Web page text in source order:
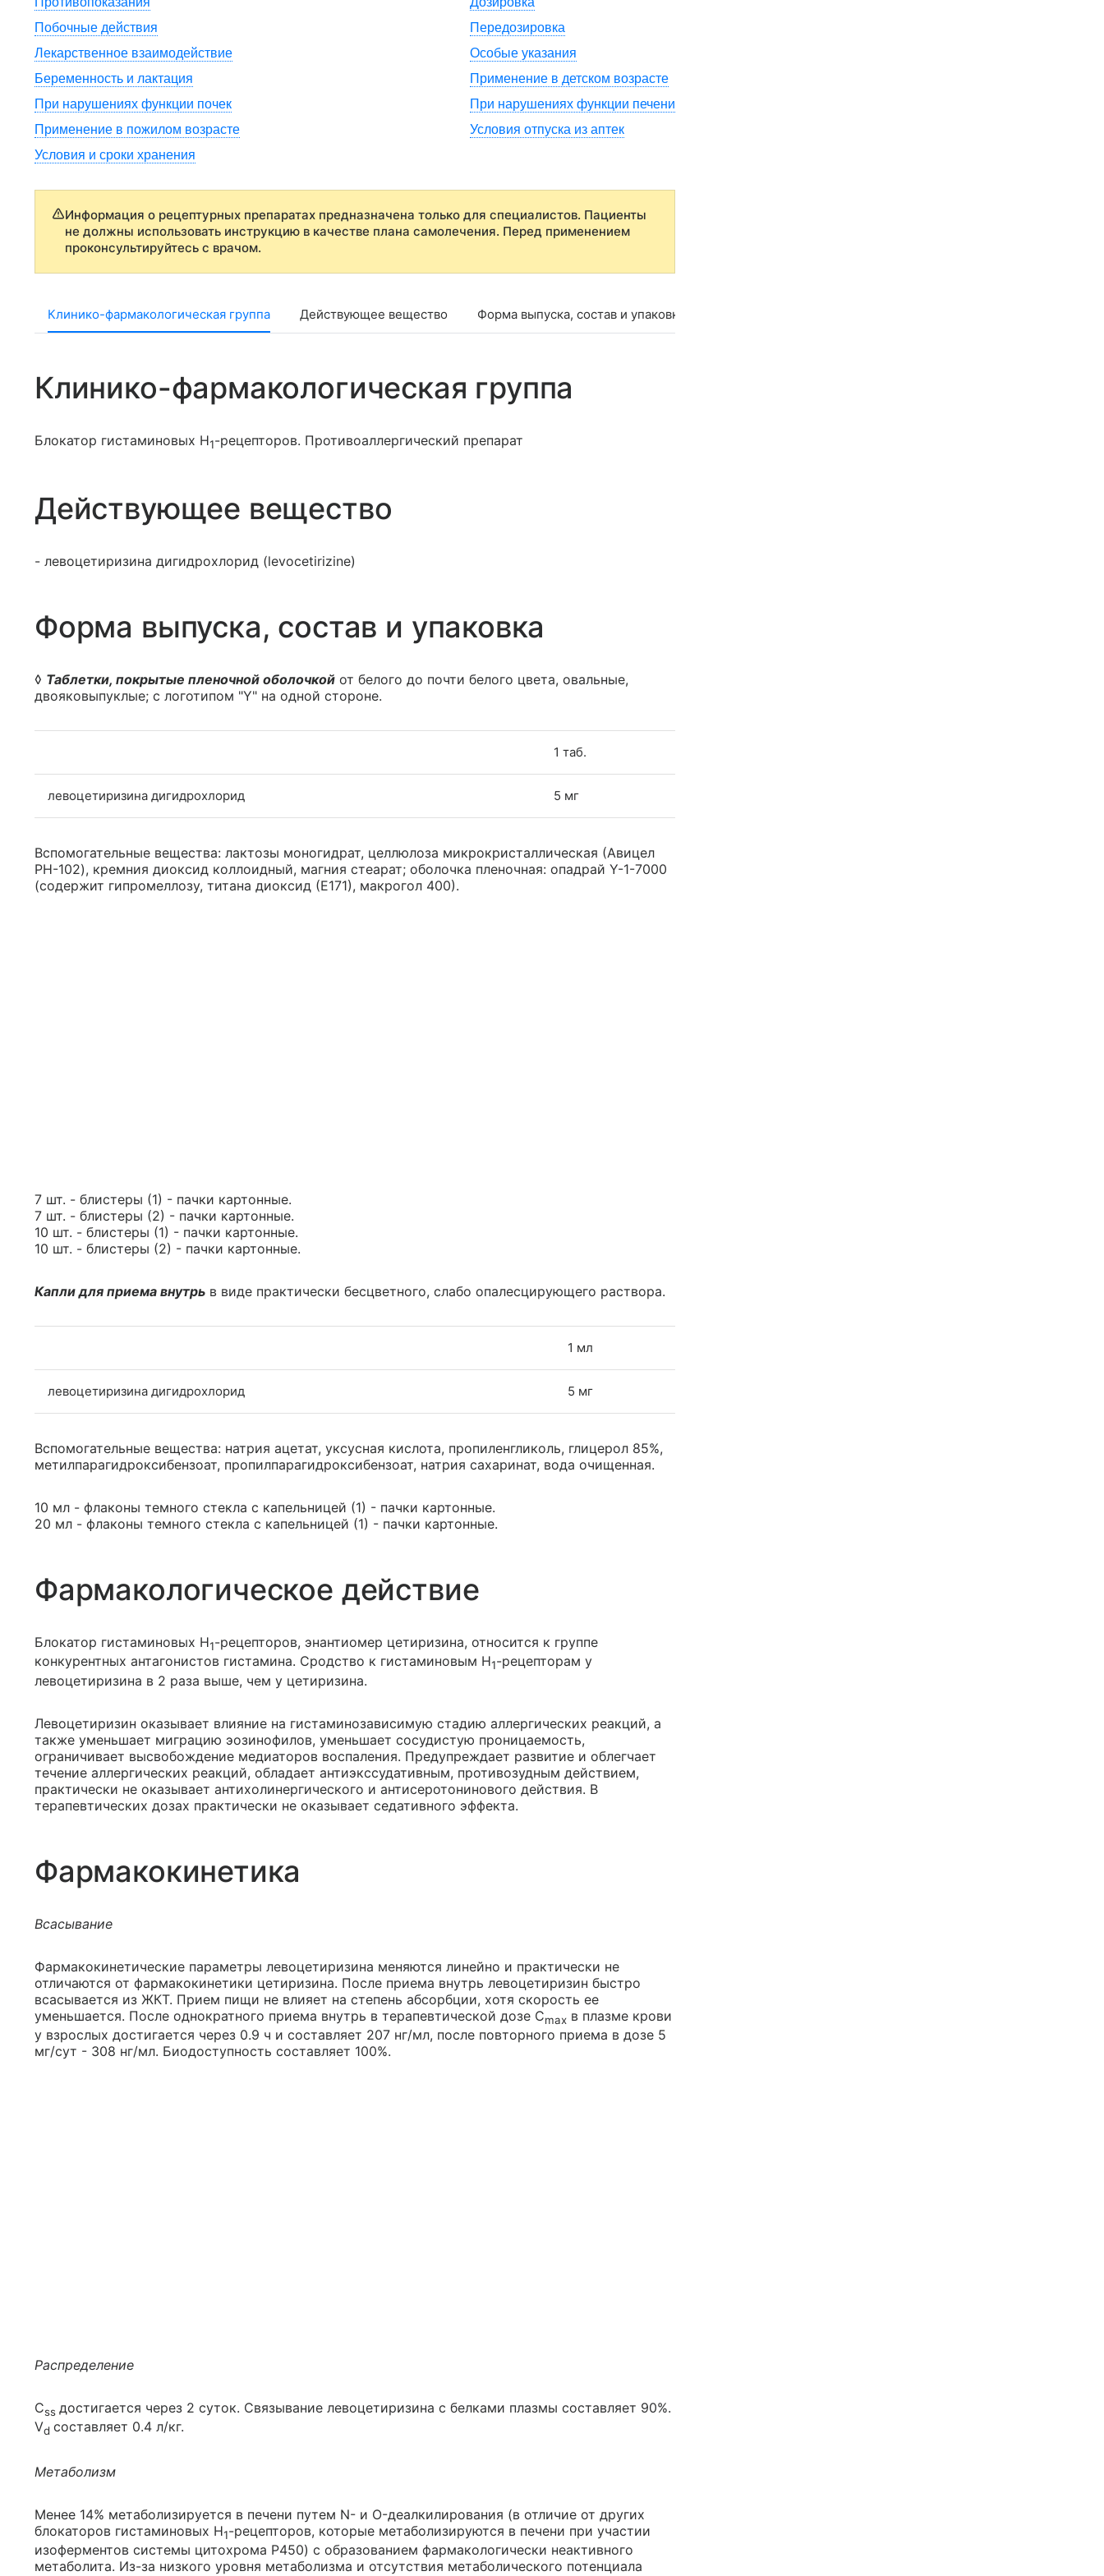
Побочные действия
Передозировка
Лекарственное взаимодействие
Особые указания
Беременность и лактация
Применение в детском возрасте
При нарушениях функции почек
При нарушениях функции печени
Применение в пожилом возрасте
Условия отпуска из аптек
Условия и сроки хранения
Информация о рецептурных препаратах предназначена только для специалистов. Пациенты
не должны использовать инструкцию в качестве плана самолечения. Перед применением
проконсультируйтесь с врачом.
Клинико-фармакологическая группа Действующее вещество Форма выпуска, состав и упаковка
Клинико-фармакологическая группа
Блокатор гистаминовых Н1-рецепторов. Противоаллергический препарат
Действующее вещество
- левоцетиризина дигидрохлорид (levocetirizine)
Форма выпуска, состав и упаковка
◊ Таблетки, покрытые пленочной оболочкой от белого до почти белого цвета, овальные,
двояковыпуклые; с логотипом "Y" на одной стороне.
1 таб.
левоцетиризина дигидрохлорид 5 мг
Вспомогательные вещества: лактозы моногидрат, целлюлоза микрокристаллическая (Авицел
PH-102), кремния диоксид коллоидный, магния стеарат; оболочка пленочная: опадрай Y-1-7000
(содержит гипромеллозу, титана диоксид (Е171), макрогол 400).
7 шт. - блистеры (1) - пачки картонные.
7 шт. - блистеры (2) - пачки картонные.
10 шт. - блистеры (1) - пачки картонные.
10 шт. - блистеры (2) - пачки картонные.
Капли для приема внутрь в виде практически бесцветного, слабо опалесцирующего раствора.
1 мл
левоцетиризина дигидрохлорид 5 мг
Вспомогательные вещества: натрия ацетат, уксусная кислота, пропиленгликоль, глицерол 85%,
метилпарагидроксибензоат, пропилпарагидроксибензоат, натрия сахаринат, вода очищенная.
10 мл - флаконы темного стекла с капельницей (1) - пачки картонные.
20 мл - флаконы темного стекла с капельницей (1) - пачки картонные.
Фармакологическое действие
Блокатор гистаминовых H1-рецепторов, энантиомер цетиризина, относится к группе
конкурентных антагонистов гистамина. Сродство к гистаминовым H1-рецепторам у
левоцетиризина в 2 раза выше, чем у цетиризина.
Левоцетиризин оказывает влияние на гистаминозависимую стадию аллергических реакций, а
также уменьшает миграцию эозинофилов, уменьшает сосудистую проницаемость,
ограничивает высвобождение медиаторов воспаления. Предупреждает развитие и облегчает
течение аллергических реакций, обладает антиэкссудативным, противозудным действием,
практически не оказывает антихолинергического и антисеротонинового действия. В
терапевтических дозах практически не оказывает седативного эффекта.
Фармакокинетика
Всасывание
Фармакокинетические параметры левоцетиризина меняются линейно и практически не
отличаются от фармакокинетики цетиризина. После приема внутрь левоцетиризин быстро
всасывается из ЖКТ. Прием пищи не влияет на степень абсорбции, хотя скорость ее
уменьшается. После однократного приема внутрь в терапевтической дозе Cmax в плазме крови
у взрослых достигается через 0.9 ч и составляет 207 нг/мл, после повторного приема в дозе 5
мг/сут - 308 нг/мл. Биодоступность составляет 100%.
Распределение
Css достигается через 2 суток. Связывание левоцетиризина с белками плазмы составляет 90%.
Vd составляет 0.4 л/кг.
Метаболизм
Менее 14% метаболизируется в печени путем N- и O-деалкилирования (в отличие от других
блокаторов гистаминовых H1-рецепторов, которые метаболизируются в печени при участии
изоферментов системы цитохрома P450) с образованием фармакологически неактивного
метаболита. Из-за низкого уровня метаболизма и отсутствия метаболического потенциала